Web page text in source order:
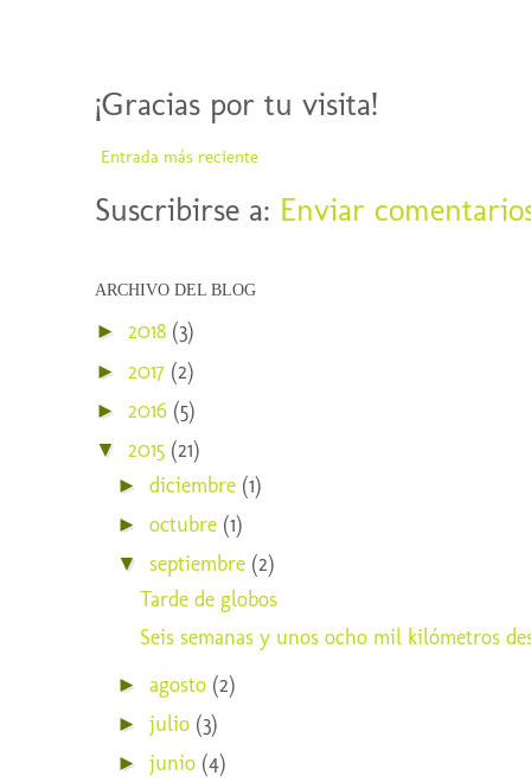
¡Gracias por tu visita!
Entrada más reciente
Suscribirse a: Enviar
ARCHIVO DEL BLOG
► 2018 (3)
► 2017 (2)
► 2016 (5)
▼ 2015 (21)
► diciembre (1)
► octubre (1)
▼ septiembre (2)
Tarde de globos
Seis semanas y unos ocho mil kilómetros
► agosto (2)
► julio (3)
► junio (4)